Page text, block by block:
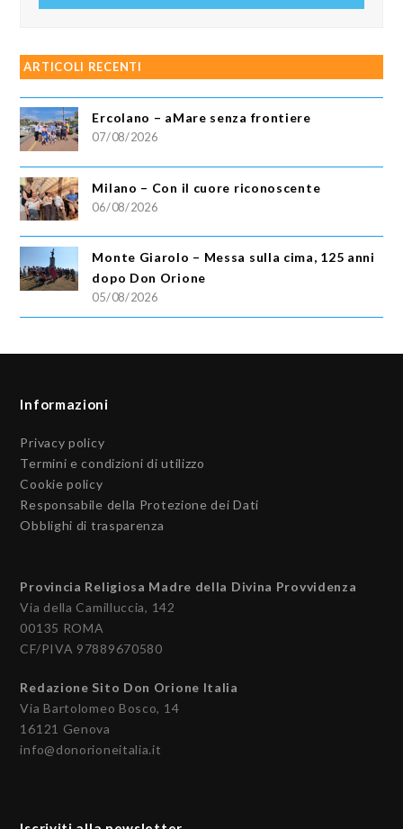
ARTICOLI RECENTI
Ercolano – aMare senza frontiere
07/08/2026
Milano – Con il cuore riconoscente
06/08/2026
Monte Giarolo – Messa sulla cima, 125 anni
dopo Don Orione
05/08/2026
Informazioni
Privacy policy
Termini e condizioni di utilizzo
Cookie policy
Responsabile della Protezione dei Dati
Obblighi di trasparenza
Provincia Religiosa Madre della Divina Provvidenza
Via della Camilluccia, 142
00135 ROMA
CF/PIVA 97889670580
Redazione Sito Don Orione Italia
Via Bartolomeo Bosco, 14
16121 Genova
info@donorioneitalia.it